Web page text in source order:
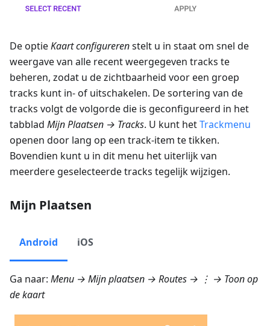
De optieKaart configurerenstelt u in staat om snel de
weergave van alle recent weergegeven tracks te
beheren, zodat u de zichtbaarheid voor een groep
tracks kunt in- of uitschakelen. De sortering van de
tracks volgt de volgorde die is geconfigureerd in het
tabblad Mijn Plaatsen → Tracks. U kunt hetTrackmenu
openen door lang op een track-item te tikken.
Bovendien kunt u in dit menu het uiterlijk van
meerdere geselecteerde tracks tegelijk wijzigen.
Mijn Plaatsen
Android iOS
Ga naar: Menu → Mijn plaatsen → Routes → ⋮ → Toon op
de kaart